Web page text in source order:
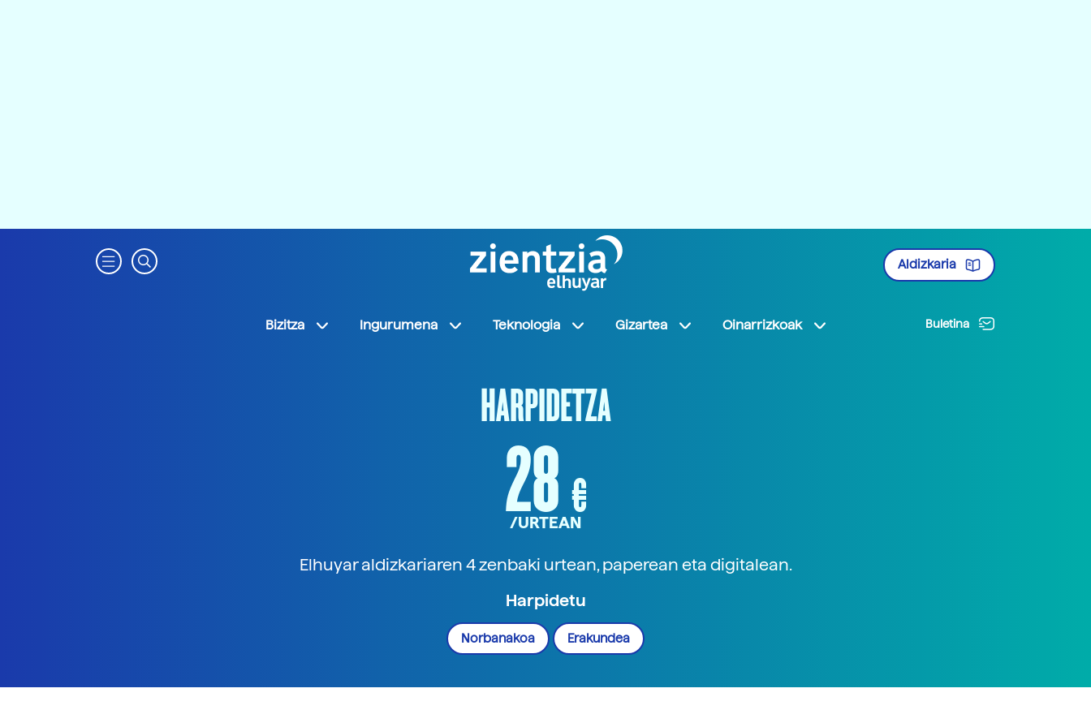
Aldizkaria
Bizitza Ingurumena Teknologia Gizartea Oinarrizkoak Buletina
HARPIDETZA
28 €
/URTEAN
Elhuyar aldizkariaren 4 zenbaki urtean, paperean eta digitalean.
Harpidetu
Norbanakoa Erakundea